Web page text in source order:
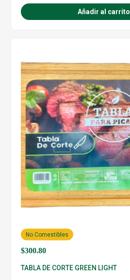
Añadir al carrito
$300.80
No Comestibles
TABLA DE CORTE GREEN LIGHT